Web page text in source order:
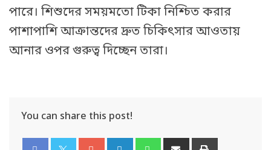
পারে। শিশুদের সময়মতো টিকা নিশ্চিত করার
পাশাপাশি আক্রান্তদের দ্রুত চিকিৎসার আওতায়
আনার ওপর গুরুত্ব দিচ্ছেন তারা।
You can share this post!